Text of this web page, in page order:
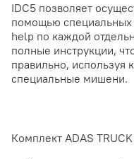
IDC5 позволяет
помощью специальных
help по каждой
полные инструкции,
правильно, используя
специальные мишени.
Комплект ADAS